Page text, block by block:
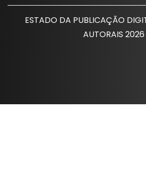
ESTADO DA PUBLICAÇÃO
AUTORAIS 2026